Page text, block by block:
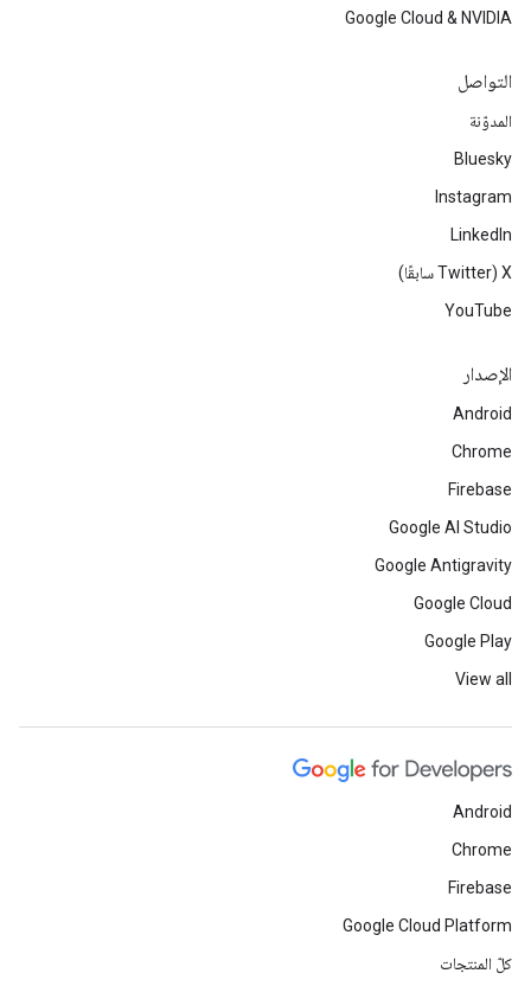
Google Cloud & NVIDIA
التواصل
المدوّنة
Bluesky
Instagram
LinkedIn
‫X ‏(Twitter سابقًا)
YouTube
الإصدار
Android
Chrome
Firebase
Google AI Studio
Google Antigravity
Google Cloud
Google Play
View all
Android
Chrome
Firebase
Google Cloud Platform
كلّ المنتجات